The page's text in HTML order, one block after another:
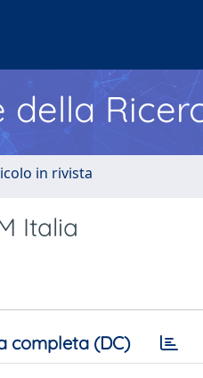
in rivista
Italia
completa (DC)